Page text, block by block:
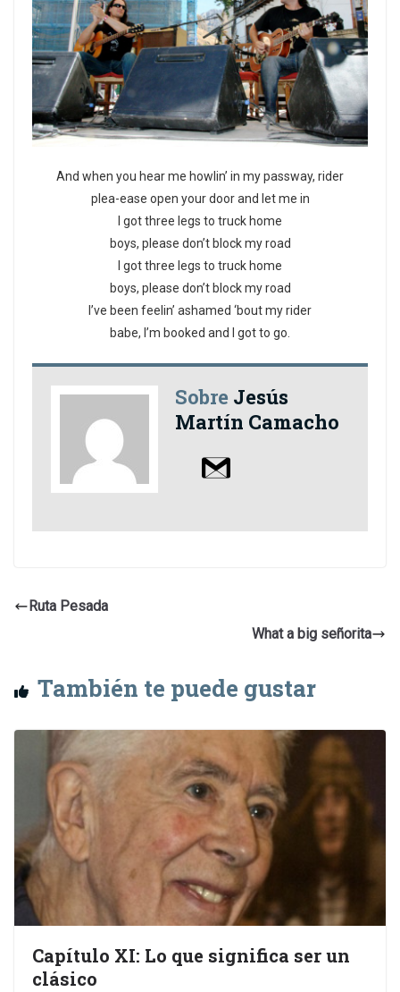
And when you hear me howlin’ in my passway, rider
plea-ease open your door and let me in
I got three legs to truck home
boys, please don’t block my road
I got three legs to truck home
boys, please don’t block my road
I’ve been feelin’ ashamed ‘bout my rider
babe, I’m booked and I got to go.
Sobre Jesús
Martín Camacho
Ruta Pesada
What a big señorita
También te puede gustar
Capítulo XI: Lo que significa ser un
clásico